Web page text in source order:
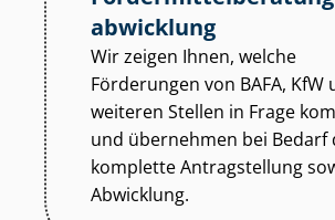
abwicklung
Wir zeigen Ihnen, welche
Förderungen von BAFA, KfW
weiteren Stellen in Frage
und übernehmen bei Bedarf
komplette Antragstellung
Abwicklung.